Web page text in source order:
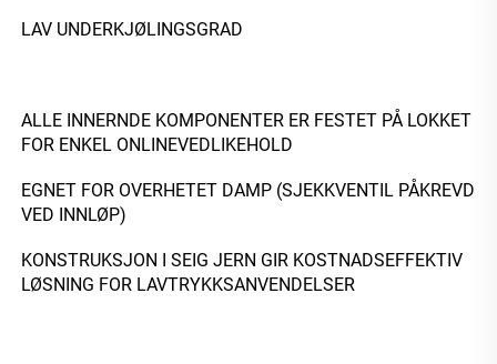
LAV UNDERKJØLINGSGRAD
ALLE INNERNDE KOMPONENTER ER FESTET PÅ LOKKET
FOR ENKEL ONLINEVEDLIKEHOLD
EGNET FOR OVERHETET DAMP (SJEKKVENTIL PÅKREVD
VED INNLØP)
KONSTRUKSJON I SEIG JERN GIR KOSTNADSEFFEKTIV
LØSNING FOR LAVTRYKKSANVENDELSER